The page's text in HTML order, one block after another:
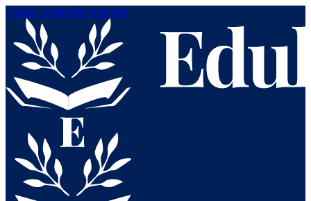
Ir para o conteúdo principal